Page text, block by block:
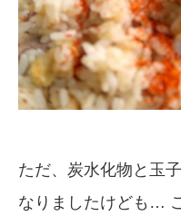
ただ、炭水化物と玉
なりましたけども…